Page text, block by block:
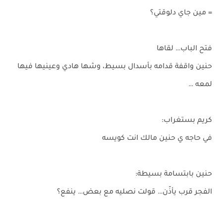
= مين جاي دلوقتي؟
فتح الباب… لقاها
حنين واقفة قدامه بأسدال بسيط، وشها هادي وعينيها فيها
لمعه …
كريم بستغراب:
في حاجه ي حنين مالك انت كويسه
حنين بابتسامة بسيطة:
الفجر قرب يأذّن… قولت نصليه مع بعض… ينفع؟